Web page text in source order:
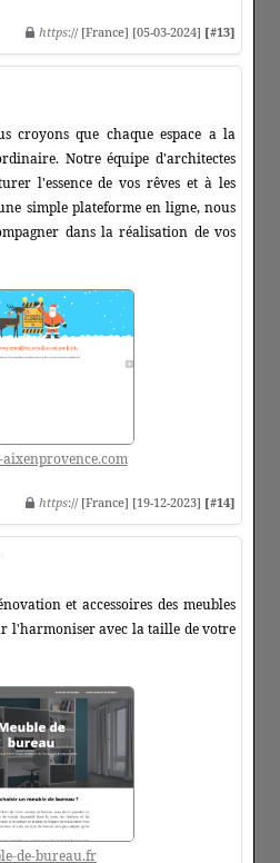
https:// [France] [05-03-2024] [#13]
croyons que chaque espace a la
Notre équipe d'architectes
l'essence de vos rêves et à les
simple plateforme en ligne, nous
dans la réalisation de vos
https:// [France] [19-12-2023] [#14]
et accessoires des meubles
l'harmoniser avec la taille de votre
de-bureau.fr